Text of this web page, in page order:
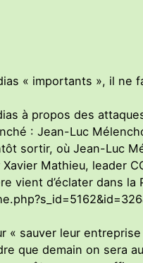
« importants », il ne
à propos des
: Jean-Luc
sortir, où Jean-Luc
Mathieu, leader
d’éclater dans la
« sauver leur
que demain on sera